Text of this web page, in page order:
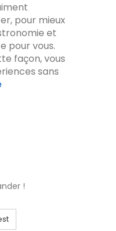
pour mieux
et
pour vous.
façon, vous
sans
!